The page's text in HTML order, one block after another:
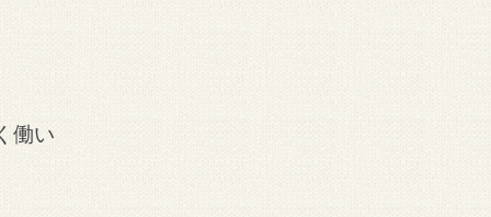
働い